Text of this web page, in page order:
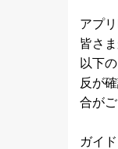
アプ
皆さ
以下
反が
合がご
ガイ